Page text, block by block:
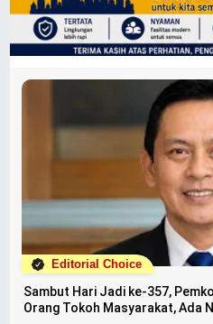
Editorial Choice
Sambut Hari Jadi ke-357,
Orang Tokoh Masyarakat, Ada